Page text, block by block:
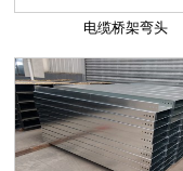
电缆桥架弯头